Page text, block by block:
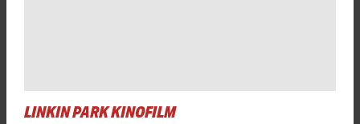
LINKIN PARK KINOFILM